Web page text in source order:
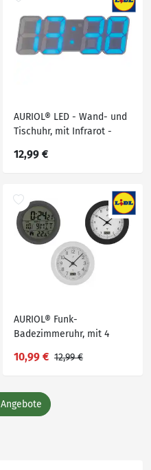
AURIOL® LED - Wand- und
Tischuhr, mit Infrarot -
12,99 €
AURIOL® Funk-
Badezimmeruhr, mit 4
10,99 € 12,99 €
Angebote